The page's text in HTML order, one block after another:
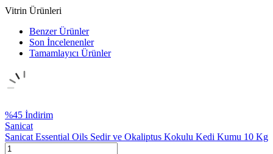
Vitrin Ürünleri
Benzer Ürünler
Son İncelenenler
Tamamlayıcı Ürünler
%45 İndirim
Sanicat
Sanicat Essential Oils Sedir ve Okaliptus Kokulu Kedi Kumu 10 Kg